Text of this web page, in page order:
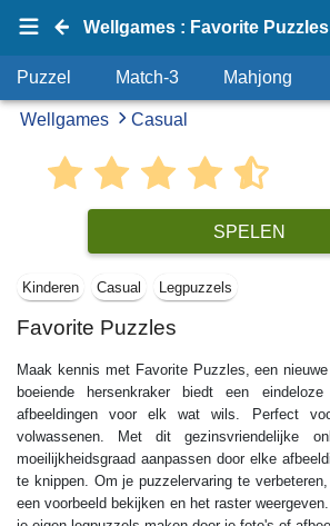
Wellgames : Favorite Puzzles
Puzzel Match-3 Mahjong
Wellgames Casual
SPELEN
Kinderen Casual Legpuzzels
Favorite Puzzles
Maak kennis met Favorite Puzzles, een
boeiende hersenkraker biedt een
afbeeldingen voor elk wat wils. Perfect
volwassenen. Met dit gezinsvriendelijke
moeilijkheidsgraad aanpassen door elke
te knippen. Om je puzzelervaring te
een voorbeeld bekijken en het raster